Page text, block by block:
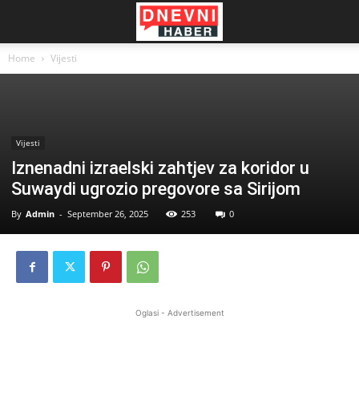
Home Vijesti
Vijesti
Iznenadni izraelski zahtjev za koridor u
Suwaydi ugrozio pregovore sa Sirijom
By Admin - September 26, 2025 253 0
Oglasi - Advertisement